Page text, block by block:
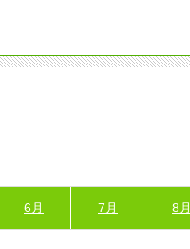
6月 7月 8月